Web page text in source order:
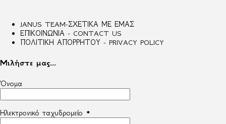
JANUS TEAM-ΣΧΕΤΙΚΑ ΜΕ ΕΜΑΣ
ΕΠΙΚΟΙΝΩΝΙΑ - CONTACT US
ΠΟΛΙΤΙΚΗ ΑΠΟΡΡΗΤΟΥ - PRIVACY POLICY
Μιλήστε μας...
Όνομα
Ηλεκτρονικό ταχυδρομείο *